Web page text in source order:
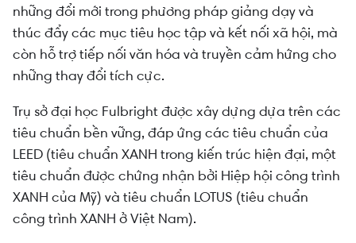
những đổi mới trong phương pháp giảng dạy và
thúc đẩy các mục tiêu học tập và kết nối xã hội, mà
còn hỗ trợ tiếp nối văn hóa và truyền cảm hứng cho
những thay đổi tích cực.
Trụ sở đại học Fulbright được xây dựng dựa trên các
tiêu chuẩn bền vững, đáp ứng các tiêu chuẩn của
LEED (tiêu chuẩn XANH trong kiến trúc hiện đại, một
tiêu chuẩn được chứng nhận bởi Hiệp hội công trình
XANH của Mỹ) và tiêu chuẩn LOTUS (tiêu chuẩn
công trình XANH ở Việt Nam).